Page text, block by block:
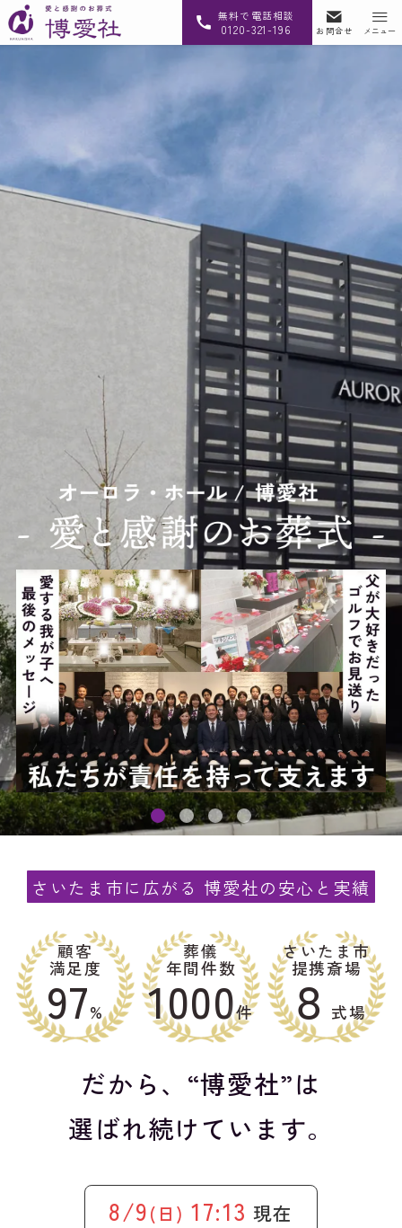
無料で電話相談
0120-321-196 お問合せ メニュー
さいたま市に広がる 博愛社の安心と実績
顧客
満足度
97%
葬儀
年間件数
1000件
さいたま市
提携斎場
８ 式場
だから、“博愛社”は
選ばれ続けています。
8/9(日) 17:13 現在